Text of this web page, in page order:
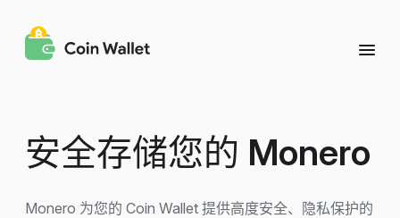
安全存储您的 Monero
Monero 为您的 Coin Wallet 提供高度安全、隐私保护的